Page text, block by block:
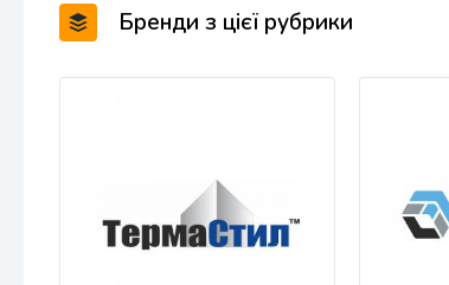
Бренди з цієї рубрики